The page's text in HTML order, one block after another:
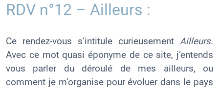
RDV n°12 – Ailleurs :
Ce rendez-vous s’intitule curieusement Ailleurs.
Avec ce mot quasi éponyme de ce site, j’entends
vous parler du déroulé de mes ailleurs, ou
comment je m’organise pour évoluer dans le pays